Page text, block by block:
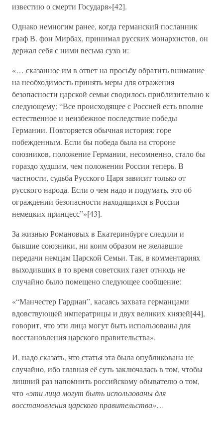
известию о смерти Государя»[42].
Однако немногим ранее, когда германский посланник
граф В. фон Мирбах, принимал русских монархистов, он
держал себя с ними весьма сухо и:
«… сказанное им в ответ на просьбу обратить внимание
на необходимость принять меры для отражения
безопасности царской семьи сводилось приблизительно к
следующему: “Все происходящее с Россией есть вполне
естественное и неизбежное последствие победы
Германии. Повторяется обычная история: горе
побежденным. Если бы победа была на стороне
союзников, положение Германии, несомненно, стало бы
гораздо худшим, чем положении России теперь. В
частности, судьба Русского Царя зависит только от
русского народа. Если о чем надо и подумать, это об
ограждении безопасности находящихся в России
немецких принцесс”»[43].
За жизнью Романовых в Екатеринбурге следили и
бывшие союзники, ни коим образом не желавшие
передачи немцам Царской Семьи. Так, в комментариях
выходивших в то время советских газет отнюдь не
случайно было помещено следующее сообщение:
«“Манчестер Гардиан”, касаясь захвата германцами
вдовствующей императрицы и двух великих князей[44],
говорит, что эти лица могут быть использованы для
восстановления царского правительства».
И, надо сказать, что статья эта была опубликована не
случайно, ибо главная её суть заключалась в том, чтобы
лишний раз напомнить российскому обывателю о том,
что «эти лица могут быть использованы для
восстановления царского правительства»…